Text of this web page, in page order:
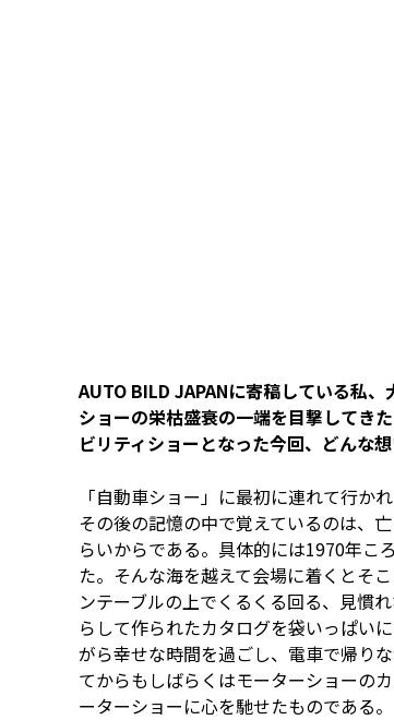
AUTO BILD JAPANに寄稿している私
ショーの栄枯盛衰の一端を目撃してき
ビリティショーとなった今回、どんな
「自動車ショー」に最初に連れて行か
その後の記憶の中で覚えているのは、
らいからである。具体的には1970年こ
た。そんな海を越えて会場に着くとそ
ンテーブルの上でくるくる回る、見慣
らして作られたカタログを袋いっぱい
がら幸せな時間を過ごし、電車で帰り
てからもしばらくはモーターショーの
ーターショーに心を馳せたものである。